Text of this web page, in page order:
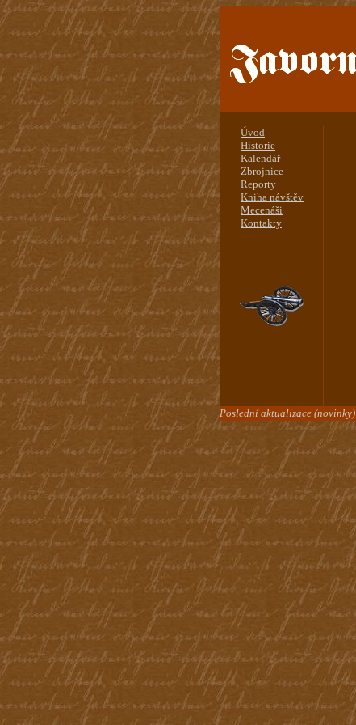
Úvod
Historie
Kalendář
Zbrojnice
Reporty
Kniha návštěv
Mecenáši
Kontakty
Poslední aktualizace (novinky)